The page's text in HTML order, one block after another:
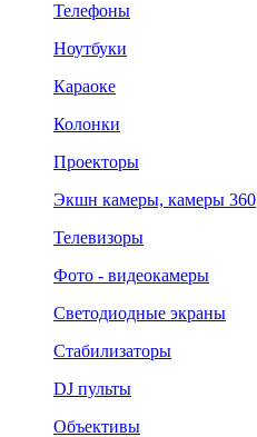
Телефоны
Ноутбуки
Караоке
Колонки
Проекторы
Экшн камеры, камеры 360
Телевизоры
Фото - видеокамеры
Светодиодные экраны
Стабилизаторы
DJ пульты
Объективы